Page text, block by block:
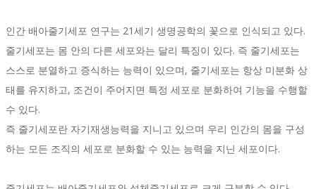
인간 배아줄기세포 연구는 21세기 생명공학의 꽃으로 인식되고 있다.
줄기세포는 몸 안의 다른 세포와는 달리 특징이 있다. 즉 줄기세포는
스스로 분열하고 증식하는 능력이 있으며, 줄기세포는 항상 미분화 상
태를 유지하고, 조건이 주어지면 특정 세포로 분화하여 기능을 수행할
수 있다.
즉 줄기세포란 자기재생능력을 지니고 있으며 우리 인간의 몸을 구성
하는 모든 조직의 세포로 분화할 수 있는 능력을 지닌 세포이다.